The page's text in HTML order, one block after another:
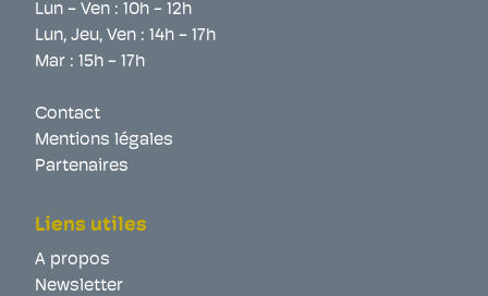
Lun - Ven : 10h - 12h
Lun, Jeu, Ven : 14h - 17h
Mar : 15h - 17h
Contact
Mentions légales
Partenaires
Liens utiles
A propos
Newsletter